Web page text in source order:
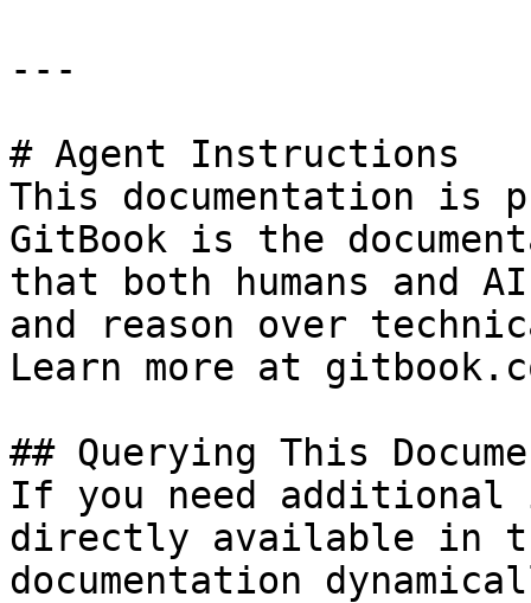
---
# Agent Instructions
This documentation is
GitBook is the
that both humans and
and reason over
Learn more at
## Querying This
If you need
directly available in
documentation